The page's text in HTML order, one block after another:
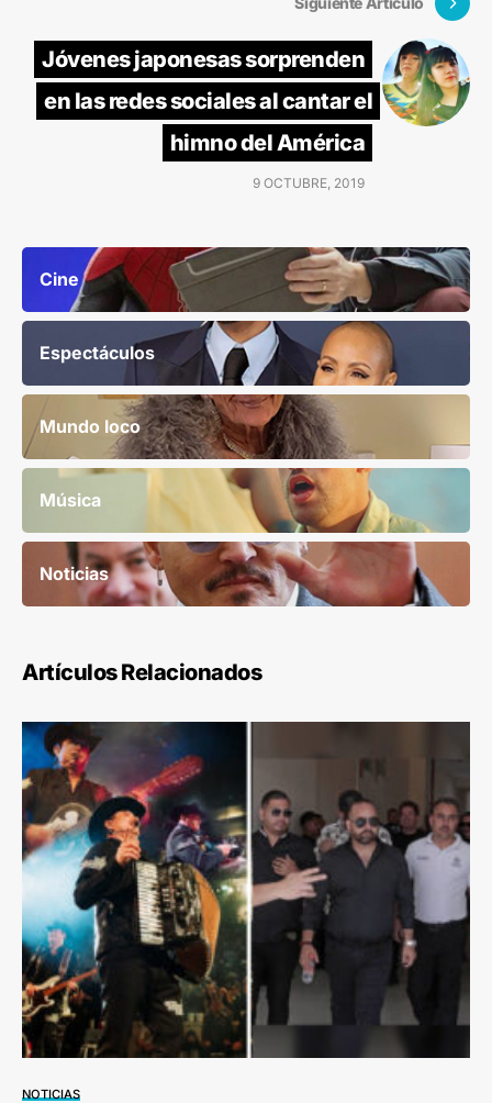
Jóvenes japonesas sorprenden
en las redes sociales al cantar el
himno del América
9 OCTUBRE, 2019
Cine
Espectáculos
Mundo loco
Música
Noticias
Artículos Relacionados
NOTICIAS